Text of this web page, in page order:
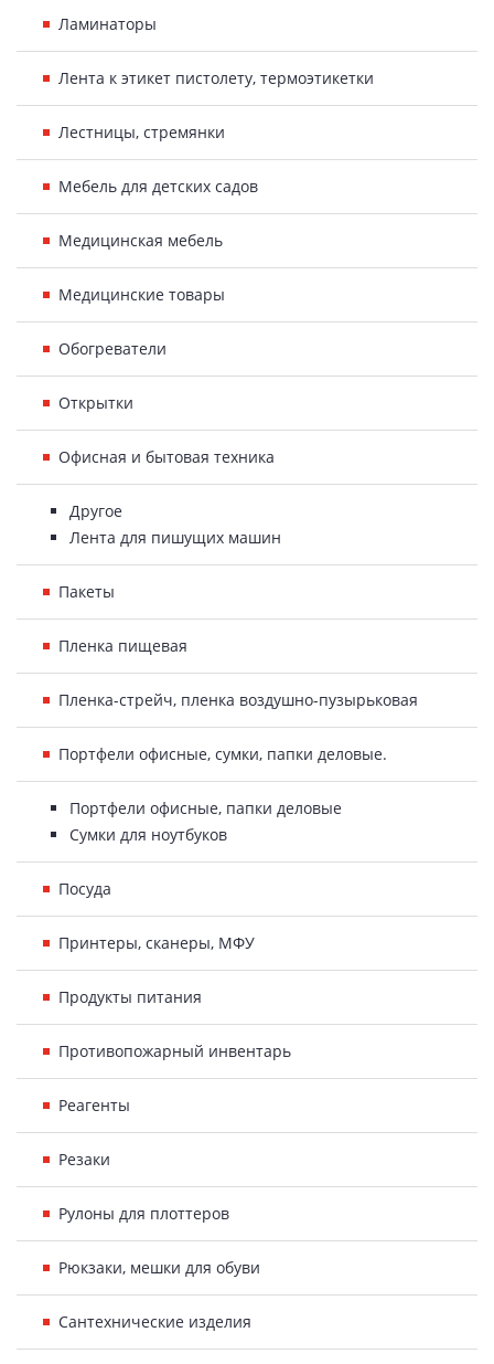
Ламинаторы
Лента к этикет пистолету, термоэтикетки
Лестницы, стремянки
Мебель для детских садов
Медицинская мебель
Медицинские товары
Обогреватели
Открытки
Офисная и бытовая техника
Другое
Лента для пишущих машин
Пакеты
Пленка пищевая
Пленка-стрейч, пленка воздушно-пузырьковая
Портфели офисные, сумки, папки деловые.
Портфели офисные, папки деловые
Сумки для ноутбуков
Посуда
Принтеры, сканеры, МФУ
Продукты питания
Противопожарный инвентарь
Реагенты
Резаки
Рулоны для плоттеров
Рюкзаки, мешки для обуви
Сантехнические изделия